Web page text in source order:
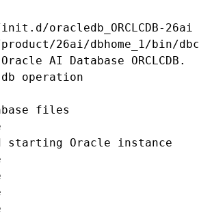
oracledb_ORCLCDB-26ai
26ai/dbhome_1/bin/dbca -
AI Database ORCLCDB.
operation
files
starting Oracle instance